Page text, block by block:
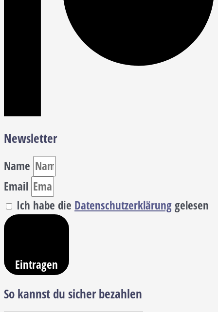
Newsletter
Name
Email
Ich habe die Datenschutzerklärung gelesen
Eintragen
So kannst du sicher bezahlen